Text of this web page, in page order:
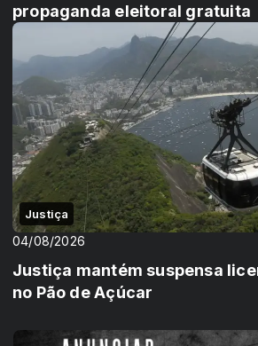
propaganda eleitoral gratuita
Justiça
04/08/2026
Justiça mantém suspensa
no Pão de Açúcar